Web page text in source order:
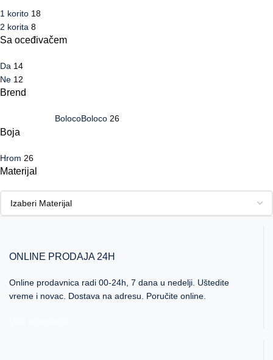
1 korito 18
2 korita 8
Sa oceđivačem
Da 14
Ne 12
Brend
BolocoBoloco 26
Boja
Hrom 26
Materijal
ONLINE PRODAJA 24H
Online prodavnica radi 00-24h, 7 dana u nedelji. Uštedite
vreme i novac. Dostava na adresu. Poručite online.